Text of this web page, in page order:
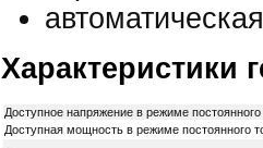
Характеристики
Доступное напряжение в режиме
Доступная мощность в режиме постоянного